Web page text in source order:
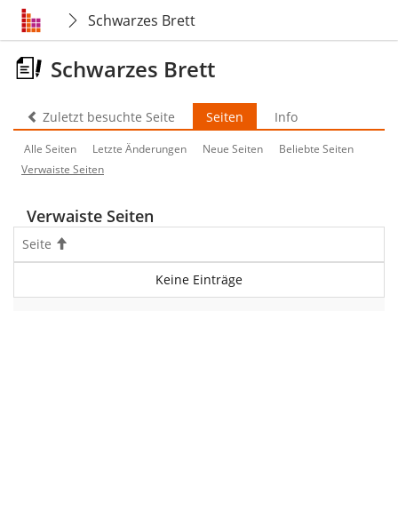
Schwarzes Brett
Schwarzes Brett
Zuletzt besuchte Seite Seiten Info
Alle Seiten Letzte Änderungen Neue Seiten
Beliebte Seiten
Verwaiste Seiten
Verwaiste Seiten
Seite
Keine Einträge